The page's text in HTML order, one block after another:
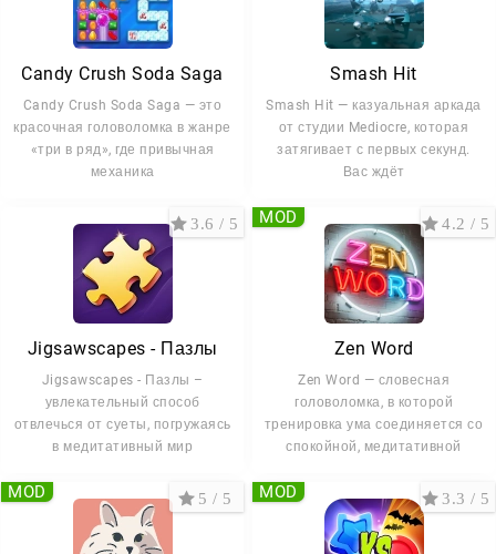
Candy Crush Soda Saga
Candy Crush Soda Saga — это
красочная головоломка в жанре
«три в ряд», где привычная
механика
Smash Hit
Smash Hit — казуальная аркада
от студии Mediocre, которая
затягивает с первых секунд.
Вас ждёт
Jigsawscapes - Пазлы
Jigsawscapes - Пазлы –
увлекательный способ
отвлечься от суеты, погружаясь
в медитативный мир
3.6 / 5
Zen Word
Zen Word — словесная
головоломка, в которой
тренировка ума соединяется со
спокойной, медитативной
4.2 / 5
MOD
5 / 5
MOD 3.3 / 5
MOD